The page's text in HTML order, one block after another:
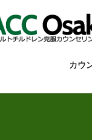
カウ